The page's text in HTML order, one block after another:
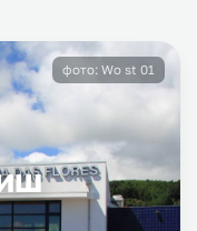
фото: Wo st 01